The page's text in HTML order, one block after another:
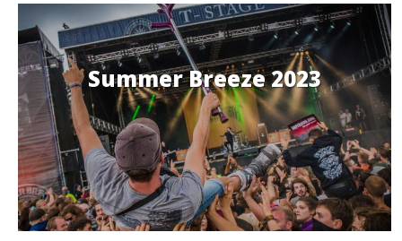
Summer Breeze 2023